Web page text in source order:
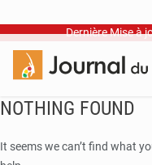
Dernière Mise à
NOTHING FOUND
It seems we can’t find what